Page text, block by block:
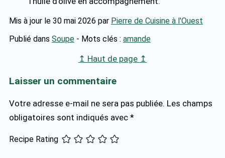
Mis à jour le 30 mai 2026 par Pierre de Cuisine à l'Ouest
Publié dans Soupe- Mots clés : amande
↥ Haut de page ↥
Laisser un commentaire
Votre adresse e-mail ne sera pas publiée. Les champs
obligatoires sont indiqués avec *
Recipe Rating